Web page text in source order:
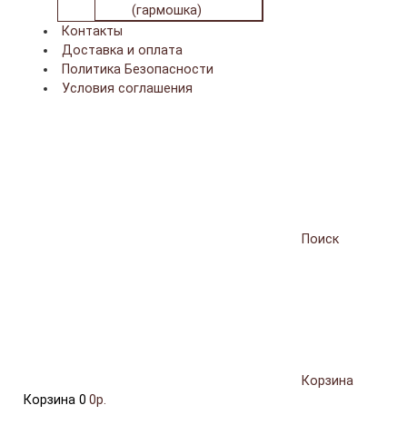
(гармошка)
Контакты
Доставка и оплата
Политика Безопасности
Условия соглашения
Поиск
Корзина
Корзина 0 0р.